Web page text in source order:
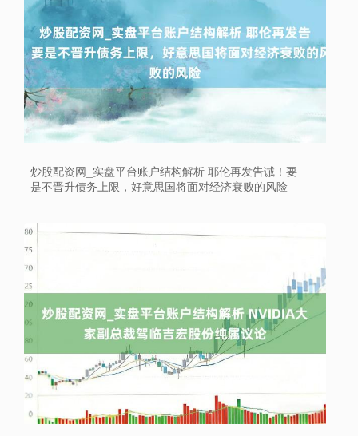
炒股配资网_实盘平台账户结构解析 耶伦再发告诫！要
是不晋升债务上限，好意思国将面对经济衰败的风险
上证综指 3882.27 +3.84 +0.10%